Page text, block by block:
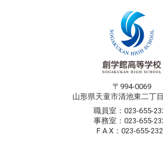
〒994-0069
山形県天童市清池東二丁
職員室：023-655-
事務室：023-655-
F A X：023-655-